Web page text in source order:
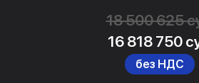
18 500 625
16 818 750
без НДС